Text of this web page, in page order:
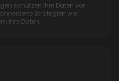
schützen Ihre Daten vor
Strategien wie
Ihre Daten.